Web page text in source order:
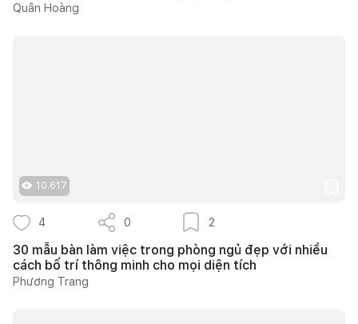
Quân Hoàng
10.617
4 0 2
30 mẫu bàn làm việc trong phòng ngủ đẹp với nhiều
cách bố trí thông minh cho mọi diện tích
Phương Trang